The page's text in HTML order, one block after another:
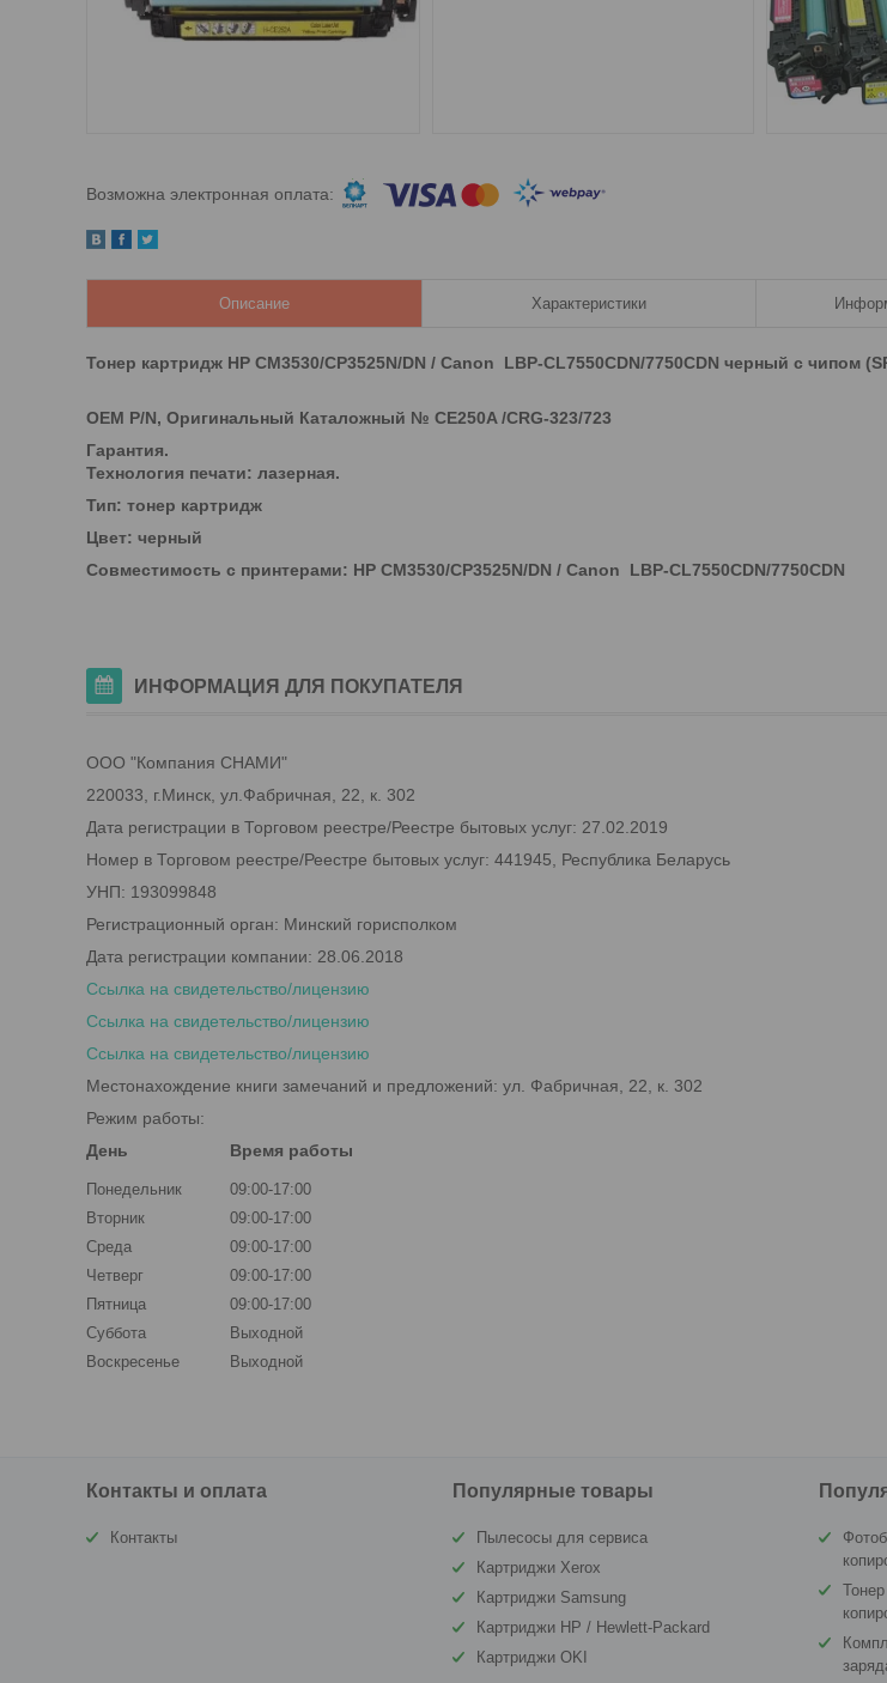
Описание Характеристики
Тонер картридж HP CM3530/CP3525N/DN / Canon LBP-CL7550CDN/7750CDN черный с чипом​
OEM P/N, Оригинальный Каталожный № CE250A /CRG-323/723
Гарантия.
Технология печати: лазерная.
Тип: тонер картридж
Цвет: черный
Совместимость с принтерами: HP CM3530/CP3525N/DN / Canon LBP-CL7550CDN/7750CDN
ИНФОРМАЦИЯ ДЛЯ ПОКУПАТЕЛЯ
ООО "Компания СНАМИ"
220033, г.Минск, ул.Фабричная, 22, к. 302
Дата регистрации в Торговом реестре/Реестре бытовых услуг: 27.02.2019
Номер в Торговом реестре/Реестре бытовых услуг: 441945, Республика Беларусь
УНП: 193099848
Регистрационный орган: Минский горисполком
Дата регистрации компании: 28.06.2018
Ссылка на свидетельство/лицензию
Ссылка на свидетельство/лицензию
Ссылка на свидетельство/лицензию
Местонахождение книги замечаний и предложений: ул. Фабричная, 22, к. 302
Режим работы:
День
Время работы
Понедельник
09:00-17:00
Вторник
09:00-17:00
Среда
09:00-17:00
Четверг
09:00-17:00
Пятница
09:00-17:00
Суббота
Выходной
Воскресенье
Выходной
Контакты и оплата
Контакты
Популярные товары
Пылесосы для сервиса
Картриджи Xerox
Картриджи Samsung
Картриджи HP / Hewlett-Packard
Картриджи OKI